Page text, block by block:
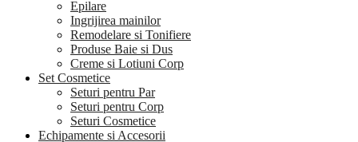
Epilare
Ingrijirea mainilor
Remodelare si Tonifiere
Produse Baie si Dus
Creme si Lotiuni Corp
Set Cosmetice
Seturi pentru Par
Seturi pentru Corp
Seturi Cosmetice
Echipamente si Accesorii